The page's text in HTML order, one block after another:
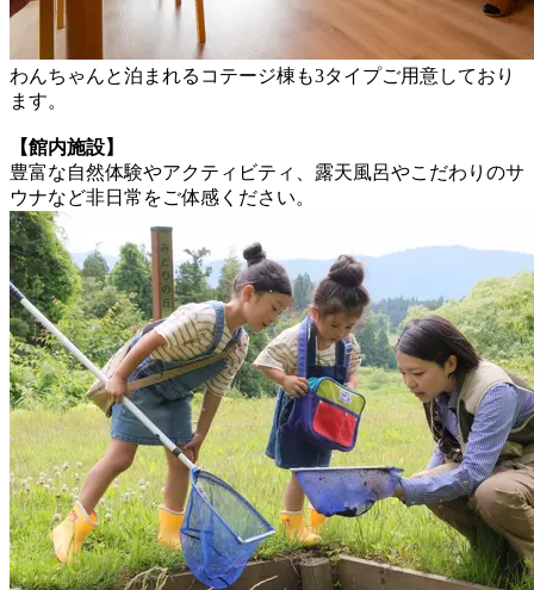
わんちゃんと泊まれるコテージ棟も3タイプご用意しており
ます。
【館内施設】
豊富な自然体験やアクティビティ、露天風呂やこだわりのサ
ウナなど非日常をご体感ください。